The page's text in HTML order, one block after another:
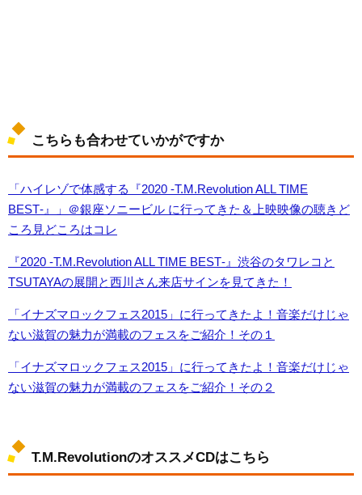
こちらも合わせていかがですか
「ハイレゾで体感する『2020 -T.M.Revolution ALL TIME
BEST‐』」＠銀座ソニービル に行ってきた＆上映映像の聴きど
ころ見どころはコレ
『2020 -T.M.Revolution ALL TIME BEST‐』渋谷のタワレコと
TSUTAYAの展開と西川さん来店サインを見てきた！
「イナズマロックフェス2015」に行ってきたよ！音楽だけじゃ
ない滋賀の魅力が満載のフェスをご紹介！その１
「イナズマロックフェス2015」に行ってきたよ！音楽だけじゃ
ない滋賀の魅力が満載のフェスをご紹介！その２
T.M.RevolutionのオススメCDはこちら